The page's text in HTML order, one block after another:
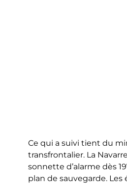
Ce qui a suivi tient du
transfrontalier. La
sonnette d’alarme dès
plan de sauvegarde. Les